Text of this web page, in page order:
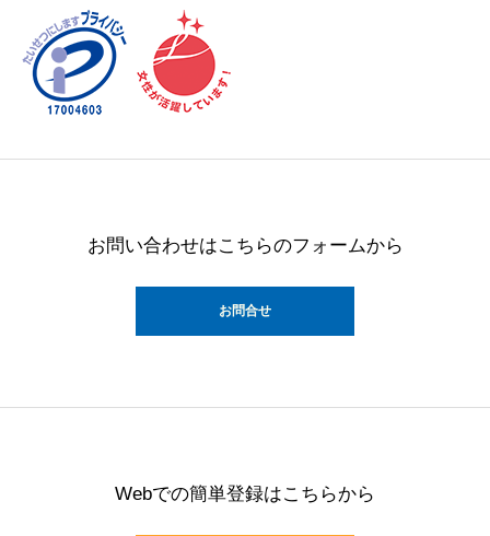
お問い合わせはこちらのフォームから
お問合せ
Webでの簡単登録はこちらから